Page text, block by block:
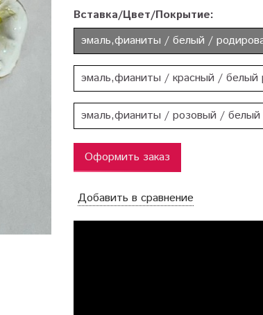
Вставка/Цвет/Покрытие:
эмаль,фианиты / белый /
эмаль,фианиты / красный / белый
эмаль,фианиты / розовый / белый
Оформить заказ
Добавить в сравнение